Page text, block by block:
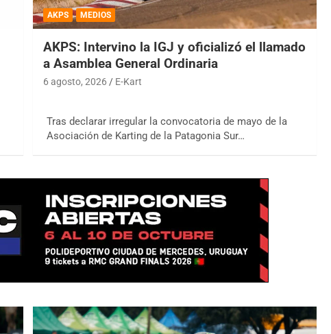
AKPS MEDIOS
AKPS: Intervino la IGJ y oficializó el llamado
a Asamblea General Ordinaria
6 agosto, 2026 E-Kart
Tras declarar irregular la convocatoria de mayo de la
Asociación de Karting de la Patagonia Sur…